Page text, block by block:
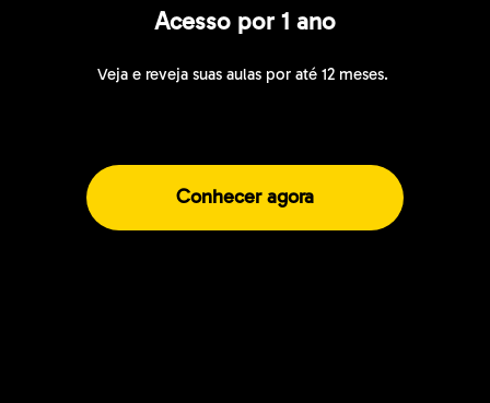
Acesso por 1 ano
Veja e reveja suas aulas por até 12 meses.
Conhecer agora